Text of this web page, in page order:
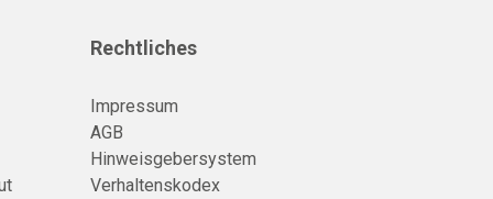
Rechtliches
Impressum
AGB
Hinweisgebersystem
Verhaltenskodex